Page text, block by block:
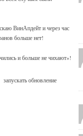
ВинАпдейт и через час
больше нет!
и больше не чихают»!
обновление